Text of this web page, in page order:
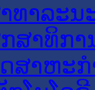
ທາລະນ
ສາທິກາ
ສາຫະ